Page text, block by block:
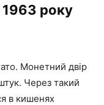
року
Монетний двір
Через такий
в кишенях